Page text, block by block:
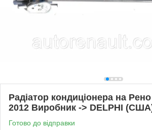
Радіатор кондиціонера на
2012 Виробник -> DELPHI
Готово до відправки